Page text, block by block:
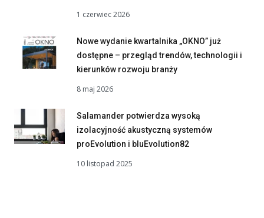
1 czerwiec 2026
Nowe wydanie kwartalnika „OKNO” już
dostępne – przegląd trendów, technologii i
kierunków rozwoju branży
8 maj 2026
Salamander potwierdza wysoką
izolacyjność akustyczną systemów
proEvolution i bluEvolution82
10 listopad 2025